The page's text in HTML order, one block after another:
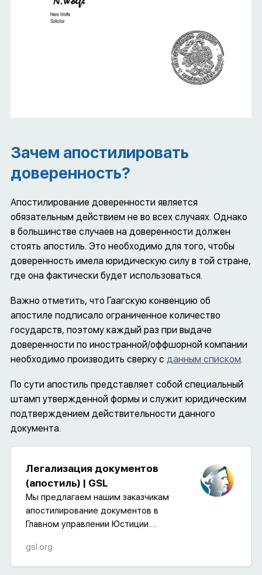
Зачем апостилировать
доверенность?
Апостилирование доверенности является
обязательным действием не во всех случаях. Однако
в большинстве случаев на доверенности должен
стоять апостиль. Это необходимо для того, чтобы
доверенность имела юридическую силу в той стране,
где она фактически будет использоваться.
Важно отметить, что Гаагскую конвенцию об
апостиле подписало ограниченное количество
государств, поэтому каждый раз при выдаче
доверенности по иностранной/оффшорной компании
необходимо производить сверку с данным списком.
По сути апостиль представляет собой специальный
штамп утвержденной формы и служит юридическим
подтверждением действительности данного
документа.
Легализация документов
(апостиль) | GSL
Мы предлагаем нашим заказчикам
апостилирование документов в
Главном управлении Юстиции.
государственную услугу по
проставлению апостиля в
gsl.org